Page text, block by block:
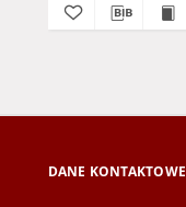
DANE KONTAKTOWE